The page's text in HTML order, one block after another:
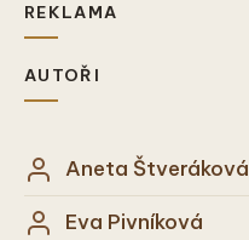
REKLAMA
AUTOŘI
Aneta Štveráková
Eva Pivníková